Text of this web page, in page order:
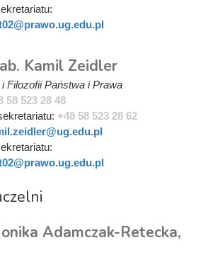
Kamil Zeidler
Filozofii Państwa i Prawa
58 523 28 48
+48 58 523 28 62
Adamczak-Retecka,